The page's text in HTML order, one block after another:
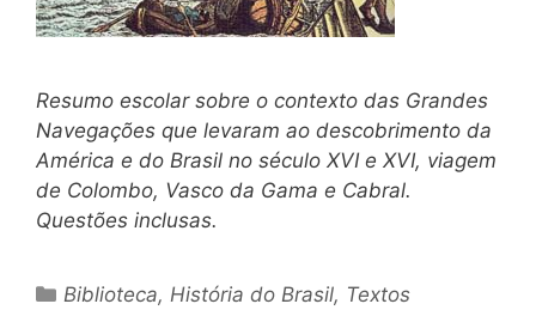
Resumo escolar sobre o contexto das Grandes
Navegações que levaram ao descobrimento da
América e do Brasil no século XVI e XVI, viagem
de Colombo, Vasco da Gama e Cabral.
Questões inclusas.
Categorias
Biblioteca, História do Brasil, Textos